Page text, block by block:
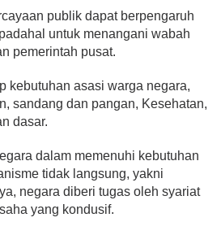
publik dapat berpengaruh
untuk menangani wabah
pemerintah pusat.
kebutuhan asasi warga negara,
sandang dan pangan, Kesehatan,
dasar.
dalam memenuhi kebutuhan
tidak langsung, yakni
negara diberi tugas oleh syariat
yang kondusif.